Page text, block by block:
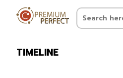
TIMELINE